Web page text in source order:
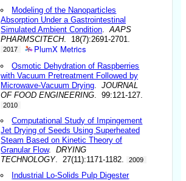
Modeling of the Nanoparticles
Absorption Under a Gastrointestinal
Simulated Ambient Condition .AAPS
PHARMSCITECH. 18(7):2691-2701.
2017 PlumX Metrics
Osmotic Dehydration of Raspberries
with Vacuum Pretreatment Followed by
Microwave-Vacuum Drying .JOURNAL
OF FOOD ENGINEERING . 99:121-127.
2010
Computational Study of Impingement
Jet Drying of Seeds Using Superheated
Steam Based on Kinetic Theory of
Granular Flow.DRYING
TECHNOLOGY. 27(11):1171-1182. 2009
Industrial Lo-Solids Pulp Digester